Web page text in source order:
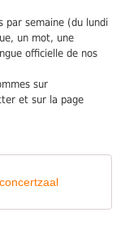
par semaine (du lundi
un mot, une
officielle de nos
sur
et sur la page